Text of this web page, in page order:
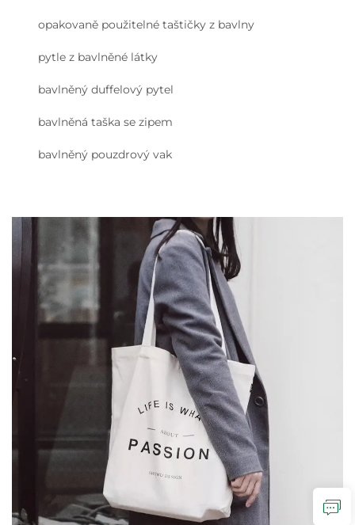
opakovaně použitelné taštičky z bavlny
pytle z bavlněné látky
bavlněný duffelový pytel
bavlněná taška se zipem
bavlněný pouzdrový vak